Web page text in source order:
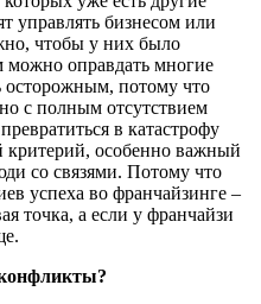
управлять бизнесом или
чтобы у них было
оправдать многие
осторожным, потому что
с полным отсутствием
в катастрофу
критерий, особенно важный
со связями. Потому что
успеха во франчайзинге –
точка, а если у франчайзи